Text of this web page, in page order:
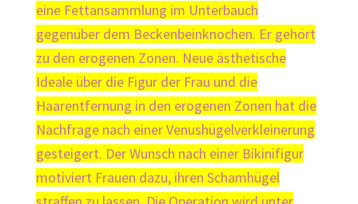
eine Fettansammlung im Unterbauch
gegenüber dem Beckenbeinknochen. Er gehört
zu den erogenen Zonen. Neue ästhetische
Ideale über die Figur der Frau und die
Haarentfernung in den erogenen Zonen hat die
Nachfrage nach einer Venushügelverkleinerung
gesteigert. Der Wunsch nach einer Bikinifigur
motiviert Frauen dazu, ihren Schamhügel